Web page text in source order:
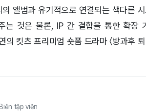
앨범과 유기적으로 연결되는 색다른
는 것은 물론, IP 간 결합을 통한 확장
의 킷츠 프리미엄 숏폼 드라마 〈방과후
tập viên